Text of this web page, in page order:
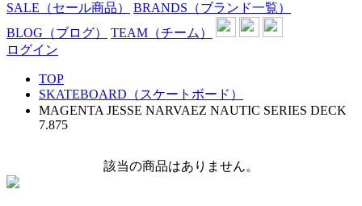
SALE （セール商品） BRANDS （ブランド一覧）
BLOG （ブログ） TEAM （チーム）
ログイン
TOP
SKATEBOARD（スケートボード）
MAGENTA JESSE NARVAEZ NAUTIC SERIES DECK
7.875
該当の商品はありません。